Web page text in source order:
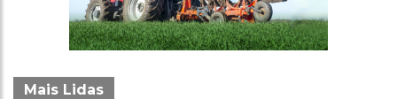
Mais Lidas